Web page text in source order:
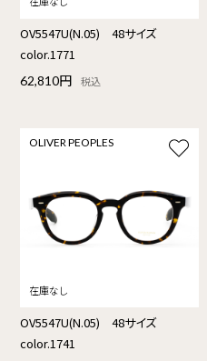
OV5547U(N.05) 48サイズ
color.1771
62,810円 税込
OLIVER PEOPLES
OV5547U(N.05) 48サイズ
color.1741